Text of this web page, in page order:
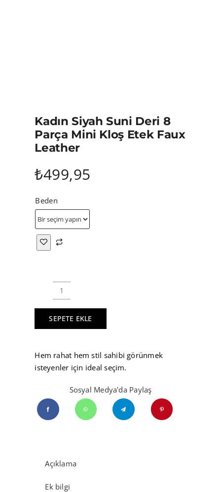
Kadın Siyah Suni Deri 8
Parça Mini Kloş Etek Faux
Leather
₺499,95
Beden
Kadın
Siyah
Suni
Parça
Mini
Etek
Faux
Leather
SEPETE EKLE
Hem rahat hem stil sahibi görünmek
isteyenler için ideal seçim.
Sosyal Medya'da Paylaş
Açıklama
Ek bilgi